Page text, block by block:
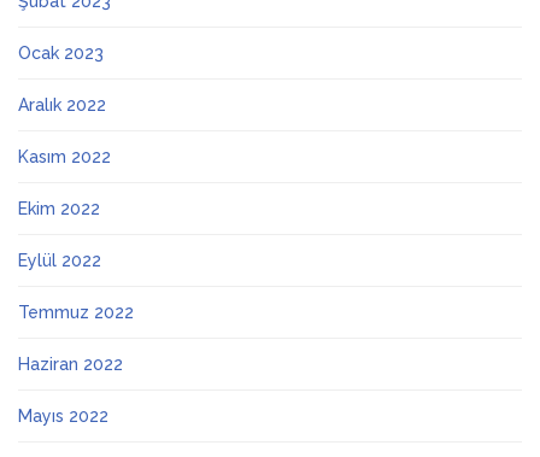
Ocak 2023
Aralık 2022
Kasım 2022
Ekim 2022
Eylül 2022
Temmuz 2022
Haziran 2022
Mayıs 2022